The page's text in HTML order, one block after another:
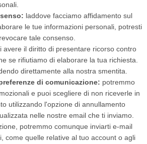
laddove facciamo affidamento sul
le tue informazioni personali, potresti
tale consenso.
avere il diritto di presentare ricorso contro
se rifiutiamo di elaborare la tua richiesta.
direttamente alla nostra smentita.
di comunicazione: potremmo
e puoi scegliere di non riceverle in
utilizzando l'opzione di annullamento
nelle nostre email che ti inviamo.
potremmo comunque inviarti e-mail
come quelle relative al tuo account o agli